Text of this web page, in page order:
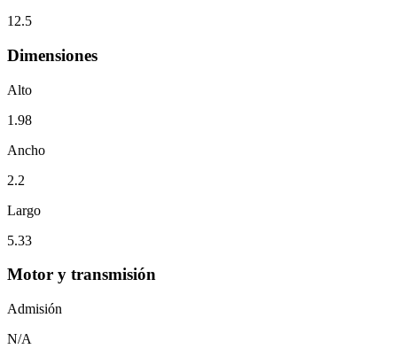
12.5
Dimensiones
Alto
1.98
Ancho
2.2
Largo
5.33
Motor y transmisión
Admisión
N/A